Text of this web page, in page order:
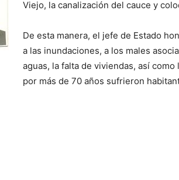
Viejo, la canalización del cauce y
De esta manera, el jefe de Estado
a las inundaciones, a los males
aguas, la falta de viviendas, así
por más de 70 años sufrieron